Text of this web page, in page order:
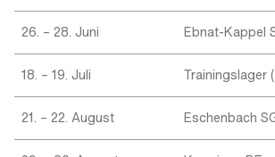
26. – 28. Juni Ebnat-Kappel
18. – 19. Juli Trainingslager
21. – 22. August Eschenbach